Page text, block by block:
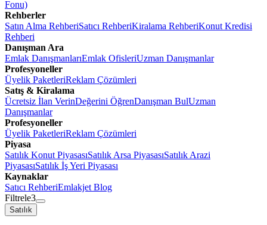
Fonu)
Rehberler
Satın Alma RehberiSatıcı RehberiKiralama RehberiKonut Kredisi
Rehberi
Danışman Ara
Emlak DanışmanlarıEmlak OfisleriUzman Danışmanlar
Profesyoneller
Üyelik PaketleriReklam Çözümleri
Satış & Kiralama
Ücretsiz İlan VerinDeğerini ÖğrenDanışman BulUzman
Danışmanlar
Profesyoneller
Üyelik PaketleriReklam Çözümleri
Piyasa
Satılık Konut PiyasasıSatılık Arsa PiyasasıSatılık Arazi
PiyasasıSatılık İş Yeri Piyasası
Kaynaklar
Satıcı RehberiEmlakjet Blog
Filtrele3
Satılık